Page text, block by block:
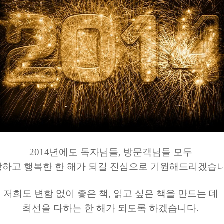
2014년에도 독자님들, 방문객님들 모두
하고 행복한 한 해가 되길 진심으로 기원해드리겠습
저희도 변함 없이 좋은 책, 읽고 싶은 책을 만드는 데
최선을 다하는 한 해가 되도록 하겠습니다.